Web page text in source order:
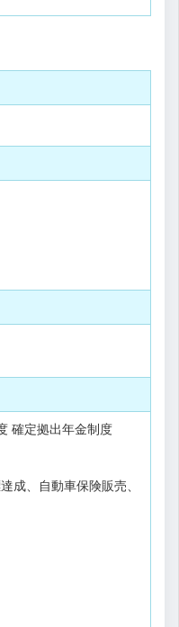
確定拠出年金制度
成、自動車保険販売、